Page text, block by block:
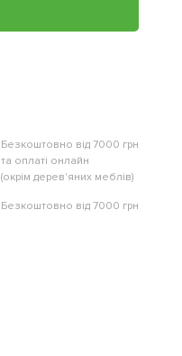
Безкоштовно від 7000 грн
та оплаті онлайн
(окрім дерев'яних меблів)
Безкоштовно від 7000 грн